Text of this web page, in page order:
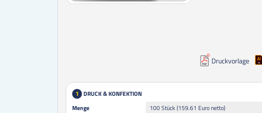
Druckvorlage
1
DRUCK & KONFEKTION
Menge
100 Stück (159.61 Euro netto)
Menge